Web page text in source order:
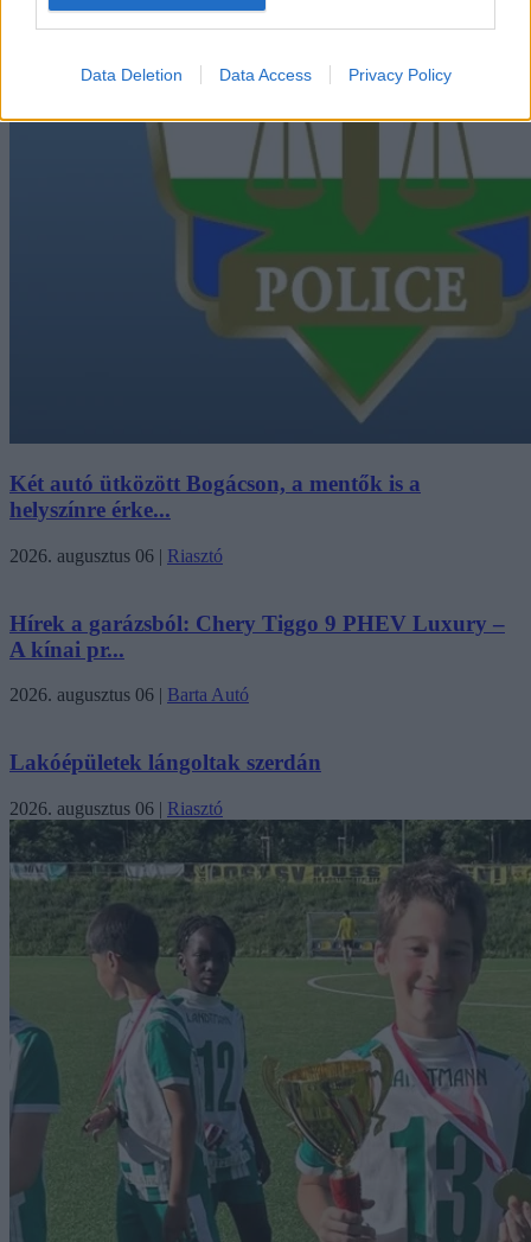
Data Deletion Data Access Privacy Policy
Két autó ütközött Bogácson, a mentők is a
helyszínre érke...
2026. augusztus 06 | Riasztó
Hírek a garázsból: Chery Tiggo 9 PHEV Luxury –
A kínai pr...
2026. augusztus 06 | Barta Autó
Lakóépületek lángoltak szerdán
2026. augusztus 06 | Riasztó